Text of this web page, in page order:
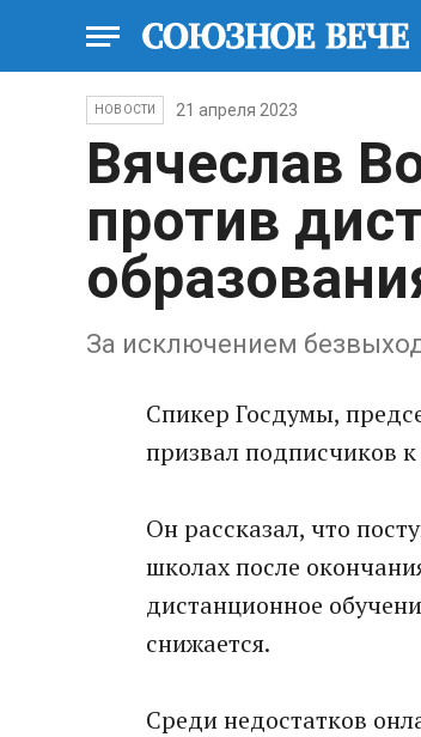
НОВОСТИ 21 апреля 2023
Вячеслав
против
За исключением
Спикер Госдумы,
призвал подписчиков
Он рассказал, что
школах после
дистанционное
снижается.
Среди недостатков